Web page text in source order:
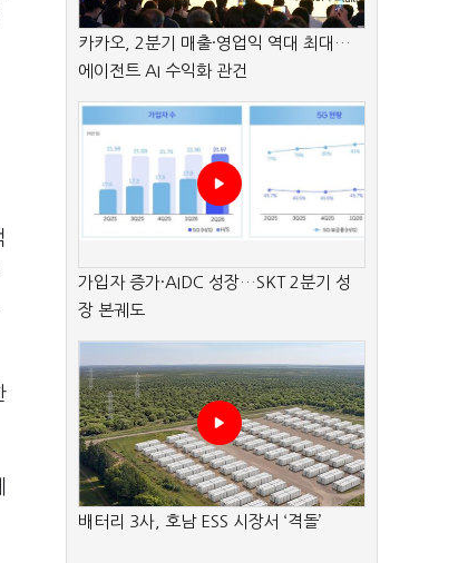
카카오, 2분기 매출·영업익 역대 최대…
에이전트 AI 수익화 관건
가입자 증가·AIDC 성장…SKT 2분기 성
장 본궤도
배터리 3사, 호남 ESS 시장서 ‘격돌’